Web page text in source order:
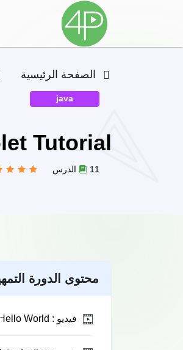
الصفحة الرئيسية
java
Tutorial
11 الدرس
محتوى الدورة
فيديو :